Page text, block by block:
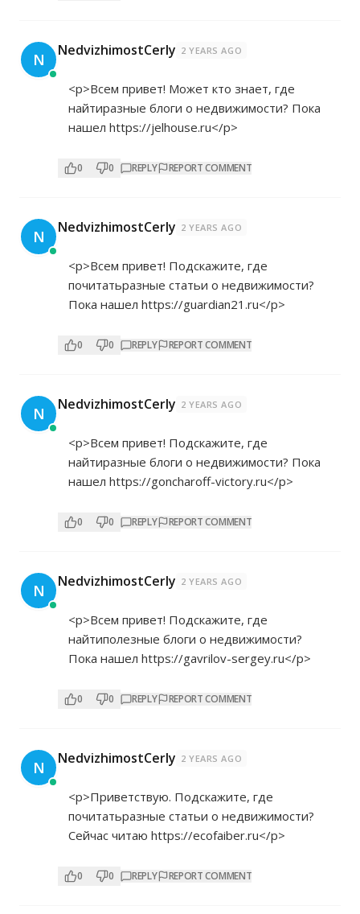
N NedvizhimostCerly 2 YEARS AGO
<p>Всем привет! Может кто знает, где
найтиразные блоги о недвижимости? Пока
нашел https://jelhouse.ru</p>
0 0 REPLY REPORT COMMENT
N NedvizhimostCerly 2 YEARS AGO
<p>Всем привет! Подскажите, где
почитатьразные статьи о недвижимости?
Пока нашел https://guardian21.ru</p>
0 0 REPLY REPORT COMMENT
N NedvizhimostCerly 2 YEARS AGO
<p>Всем привет! Подскажите, где
найтиразные блоги о недвижимости? Пока
нашел https://goncharoff-victory.ru</p>
0 0 REPLY REPORT COMMENT
N NedvizhimostCerly 2 YEARS AGO
<p>Всем привет! Подскажите, где
найтиполезные блоги о недвижимости?
Пока нашел https://gavrilov-sergey.ru</p>
0 0 REPLY REPORT COMMENT
N NedvizhimostCerly 2 YEARS AGO
<p>Приветствую. Подскажите, где
почитатьразные статьи о недвижимости?
Сейчас читаю https://ecofaiber.ru</p>
0 0 REPLY REPORT COMMENT